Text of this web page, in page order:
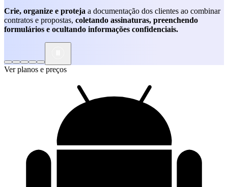
Crie, organize e proteja a documentação dos clientes ao combinar
contratos e propostas, coletando assinaturas, preenchendo
formulários e ocultando informações confidenciais.
Ver planos e preços